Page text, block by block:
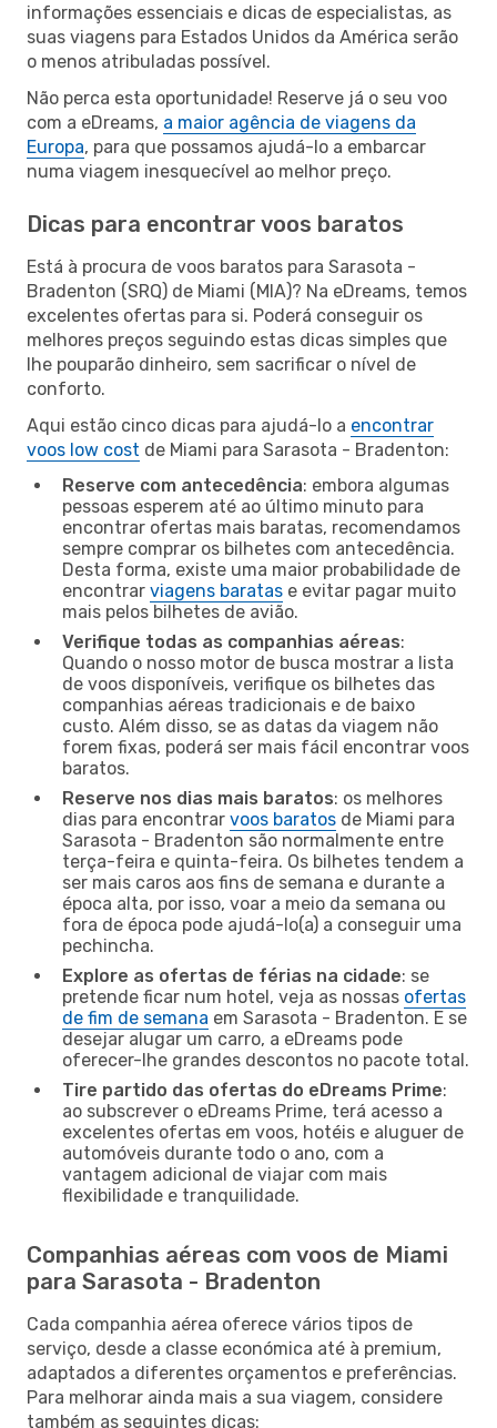
informações essenciais e dicas de especialistas, as
suas viagens para Estados Unidos da América serão
o menos atribuladas possível.
Não perca esta oportunidade! Reserve já o seu voo
com a eDreams, a maior agência de viagens da
Europa, para que possamos ajudá-lo a embarcar
numa viagem inesquecível ao melhor preço.
Dicas para encontrar voos baratos
Está à procura de voos baratos para Sarasota -
Bradenton (SRQ) de Miami (MIA)? Na eDreams, temos
excelentes ofertas para si. Poderá conseguir os
melhores preços seguindo estas dicas simples que
lhe pouparão dinheiro, sem sacrificar o nível de
conforto.
Aqui estão cinco dicas para ajudá-lo a encontrar
voos low cost de Miami para Sarasota - Bradenton:
Reserve com antecedência: embora algumas
pessoas esperem até ao último minuto para
encontrar ofertas mais baratas, recomendamos
sempre comprar os bilhetes com antecedência.
Desta forma, existe uma maior probabilidade de
encontrar viagens baratas e evitar pagar muito
mais pelos bilhetes de avião.
Verifique todas as companhias aéreas:
Quando o nosso motor de busca mostrar a lista
de voos disponíveis, verifique os bilhetes das
companhias aéreas tradicionais e de baixo
custo. Além disso, se as datas da viagem não
forem fixas, poderá ser mais fácil encontrar voos
baratos.
Reserve nos dias mais baratos: os melhores
dias para encontrar voos baratos de Miami para
Sarasota - Bradenton são normalmente entre
terça-feira e quinta-feira. Os bilhetes tendem a
ser mais caros aos fins de semana e durante a
época alta, por isso, voar a meio da semana ou
fora de época pode ajudá-lo(a) a conseguir uma
pechincha.
Explore as ofertas de férias na cidade: se
pretende ficar num hotel, veja as nossas ofertas
de fim de semana em Sarasota - Bradenton. E se
desejar alugar um carro, a eDreams pode
oferecer-lhe grandes descontos no pacote total.
Tire partido das ofertas do eDreams Prime:
ao subscrever o eDreams Prime, terá acesso a
excelentes ofertas em voos, hotéis e aluguer de
automóveis durante todo o ano, com a
vantagem adicional de viajar com mais
flexibilidade e tranquilidade.
Companhias aéreas com voos de Miami
para Sarasota - Bradenton
Cada companhia aérea oferece vários tipos de
serviço, desde a classe económica até à premium,
adaptados a diferentes orçamentos e preferências.
Para melhorar ainda mais a sua viagem, considere
também as seguintes dicas: